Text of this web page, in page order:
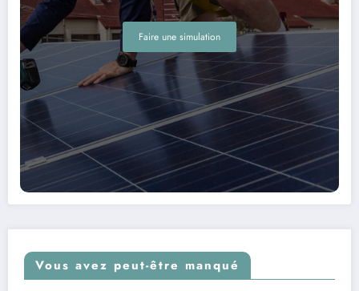
Faire une simulation
Vous avez peut-être manqué